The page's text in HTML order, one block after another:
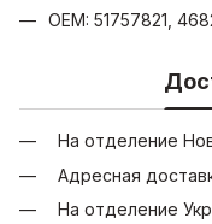
OEM: 51757821,
На отделение
Адресная
На отделение